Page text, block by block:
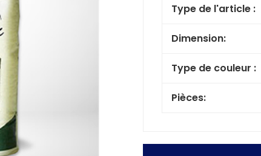
Type de l'article :
Dimension:
Type de couleur :
Pièces: